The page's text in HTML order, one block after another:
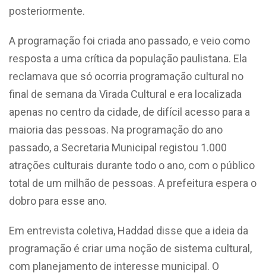
posteriormente.
A programação foi criada ano passado, e veio como
resposta a uma crítica da população paulistana. Ela
reclamava que só ocorria programação cultural no
final de semana da Virada Cultural e era localizada
apenas no centro da cidade, de difícil acesso para a
maioria das pessoas. Na programação do ano
passado, a Secretaria Municipal registou 1.000
atrações culturais durante todo o ano, com o público
total de um milhão de pessoas. A prefeitura espera o
dobro para esse ano.
Em entrevista coletiva, Haddad disse que a ideia da
programação é criar uma noção de sistema cultural,
com planejamento de interesse municipal. O